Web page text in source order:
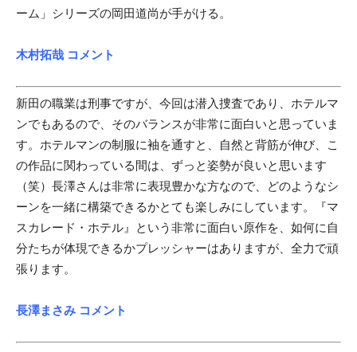
ーム」シリーズの岡田道尚が手がける。
木村拓哉 コメント
新田の職業は刑事ですが、今回は潜入捜査であり、ホテルマ
ンでもあるので、そのバランスが非常に面白いと思っていま
す。ホテルマンの制服に袖を通すと、自然と背筋が伸び、こ
の作品に関わっている間は、ずっと姿勢が良いと思います
（笑）長澤さんは非常に表現豊かな方なので、どのようなシ
ーンを一緒に構築できるかとても楽しみにしています。『マ
スカレード・ホテル』という非常に面白い原作を、如何に自
分たちが体現できるかプレッシャーはありますが、全力で頑
張ります。
長澤まさみ コメント